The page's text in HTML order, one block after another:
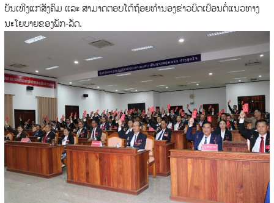
ບັນເທີງແກ່ສັງຄົມ ແລະ ສາມາດຕອບໂຕ້ຖ້ອຍທໍານອງຂ່າວບິດເບືອນຕໍ່ແນວທາງ
ນະໂຍບາຍຂອງພັກ-ລັດ.